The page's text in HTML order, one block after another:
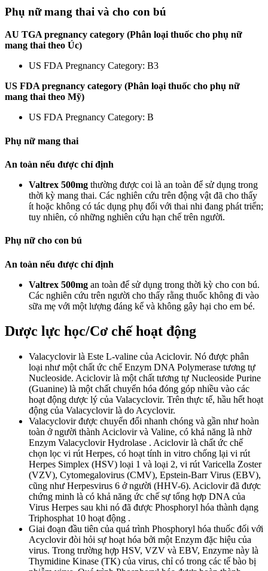
Phụ nữ mang thai và cho con bú
AU TGA pregnancy category (Phân loại thuốc cho phụ nữ
mang thai theo Úc)
US FDA Pregnancy Category: B3
US FDA pregnancy category (Phân loại thuốc cho phụ nữ
mang thai theo Mỹ)
US FDA Pregnancy Category: B
Phụ nữ mang thai
An toàn nếu được chỉ định
Valtrex 500mg thường được coi là an toàn để sử dụng trong
thời kỳ mang thai. Các nghiên cứu trên động vật đã cho thấy
ít hoặc không có tác dụng phụ đối với thai nhi đang phát triển;
tuy nhiên, có những nghiên cứu hạn chế trên người.
Phụ nữ cho con bú
An toàn nếu được chỉ định
Valtrex 500mg an toàn để sử dụng trong thời kỳ cho con bú.
Các nghiên cứu trên người cho thấy rằng thuốc không đi vào
sữa mẹ với một lượng đáng kể và không gây hại cho em bé.
Dược lực học/Cơ chế hoạt động
Valacyclovir là Este L-valine của Aciclovir. Nó được phân
loại như một chất ức chế Enzym DNA Polymerase tương tự
Nucleoside. Aciclovir là một chất tương tự Nucleoside Purine
(Guanine) là một chất chuyển hóa đóng góp nhiều vào các
hoạt động dược lý của Valacyclovir. Trên thực tế, hầu hết hoạt
động của Valacyclovir là do Acyclovir.
Valacyclovir được chuyển đổi nhanh chóng và gần như hoàn
toàn ở người thành Aciclovir và Valine, có khả năng là nhờ
Enzym Valacyclovir Hydrolase . Aciclovir là chất ức chế
chọn lọc vi rút Herpes, có hoạt tính in vitro chống lại vi rút
Herpes Simplex (HSV) loại 1 và loại 2, vi rút Varicella Zoster
(VZV), Cytomegalovirus (CMV), Epstein-Barr Virus (EBV),
cũng như Herpesvirus 6 ở người (HHV-6). Aciclovir đã được
chứng minh là có khả năng ức chế sự tổng hợp DNA của
Virus Herpes sau khi nó đã được Phosphoryl hóa thành dạng
Triphosphat 10 hoạt động .
Giai đoạn đầu tiên của quá trình Phosphoryl hóa thuốc đối với
Acyclovir đòi hỏi sự hoạt hóa bởi một Enzym đặc hiệu của
virus. Trong trường hợp HSV, VZV và EBV, Enzyme này là
Thymidine Kinase (TK) của virus, chỉ có trong các tế bào bị